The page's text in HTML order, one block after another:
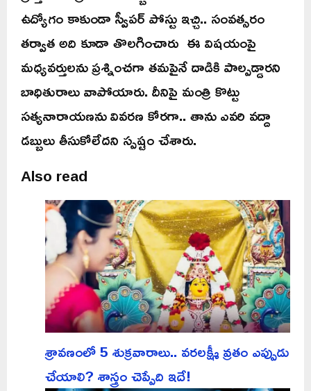
ఉద్యోగం కాకుండా స్వీపర్ పోస్టు ఇచ్చి.. సంవత్సరం
తర్వాత అది కూడా తొలగించారు ఈ విషయంపై
మధ్యవర్తులను ప్రశ్నించగా తమపైనే దాడికి పాల్పడ్డారని
బాధితురాలు వాపోయారు. దీనిపై మంత్రి కొట్టు
సత్యనారాయణను వివరణ కోరగా.. తాను ఎవరి వద్దా
డబ్బులు తీసుకోలేదని స్పష్టం చేశారు.
Also read
శ్రావణంలో 5 శుక్రవారాలు.. వరలక్ష్మీ వ్రతం ఎప్పుడు
చేయాలి? శాస్త్రం చెప్పేది ఇదే!